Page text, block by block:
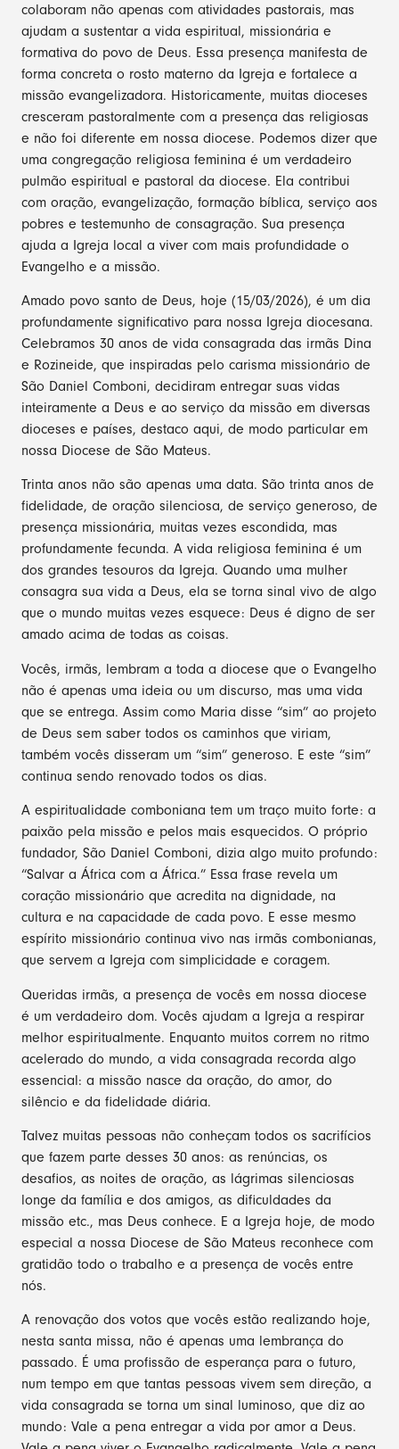
colaboram não apenas com atividades pastorais, mas
ajudam a sustentar a vida espiritual, missionária e
formativa do povo de Deus. Essa presença manifesta de
forma concreta o rosto materno da Igreja e fortalece a
missão evangelizadora. Historicamente, muitas dioceses
cresceram pastoralmente com a presença das religiosas
e não foi diferente em nossa diocese. Podemos dizer que
uma congregação religiosa feminina é um verdadeiro
pulmão espiritual e pastoral da diocese. Ela contribui
com oração, evangelização, formação bíblica, serviço aos
pobres e testemunho de consagração. Sua presença
ajuda a Igreja local a viver com mais profundidade o
Evangelho e a missão.
Amado povo santo de Deus, hoje (15/03/2026), é um dia
profundamente significativo para nossa Igreja diocesana.
Celebramos 30 anos de vida consagrada das irmãs Dina
e Rozineide, que inspiradas pelo carisma missionário de
São Daniel Comboni, decidiram entregar suas vidas
inteiramente a Deus e ao serviço da missão em diversas
dioceses e países, destaco aqui, de modo particular em
nossa Diocese de São Mateus.
Trinta anos não são apenas uma data. São trinta anos de
fidelidade, de oração silenciosa, de serviço generoso, de
presença missionária, muitas vezes escondida, mas
profundamente fecunda. A vida religiosa feminina é um
dos grandes tesouros da Igreja. Quando uma mulher
consagra sua vida a Deus, ela se torna sinal vivo de algo
que o mundo muitas vezes esquece: Deus é digno de ser
amado acima de todas as coisas.
Vocês, irmãs, lembram a toda a diocese que o Evangelho
não é apenas uma ideia ou um discurso, mas uma vida
que se entrega. Assim como Maria disse “sim” ao projeto
de Deus sem saber todos os caminhos que viriam,
também vocês disseram um “sim” generoso. E este “sim”
continua sendo renovado todos os dias.
A espiritualidade comboniana tem um traço muito forte: a
paixão pela missão e pelos mais esquecidos. O próprio
fundador, São Daniel Comboni, dizia algo muito profundo:
“Salvar a África com a África.” Essa frase revela um
coração missionário que acredita na dignidade, na
cultura e na capacidade de cada povo. E esse mesmo
espírito missionário continua vivo nas irmãs combonianas,
que servem a Igreja com simplicidade e coragem.
Queridas irmãs, a presença de vocês em nossa diocese
é um verdadeiro dom. Vocês ajudam a Igreja a respirar
melhor espiritualmente. Enquanto muitos correm no ritmo
acelerado do mundo, a vida consagrada recorda algo
essencial: a missão nasce da oração, do amor, do
silêncio e da fidelidade diária.
Talvez muitas pessoas não conheçam todos os sacrifícios
que fazem parte desses 30 anos: as renúncias, os
desafios, as noites de oração, as lágrimas silenciosas
longe da família e dos amigos, as dificuldades da
missão etc., mas Deus conhece. E a Igreja hoje, de modo
especial a nossa Diocese de São Mateus reconhece com
gratidão todo o trabalho e a presença de vocês entre
nós.
A renovação dos votos que vocês estão realizando hoje,
nesta santa missa, não é apenas uma lembrança do
passado. É uma profissão de esperança para o futuro,
num tempo em que tantas pessoas vivem sem direção, a
vida consagrada se torna um sinal luminoso, que diz ao
mundo: Vale a pena entregar a vida por amor a Deus.